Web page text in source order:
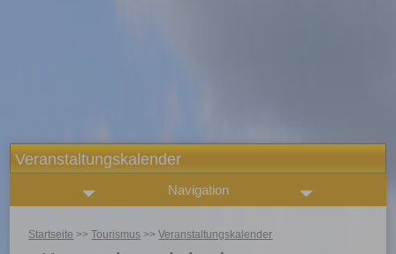
Veranstaltungskalender
Navigation
Startseite >>Tourismus >>Veranstaltungskalender